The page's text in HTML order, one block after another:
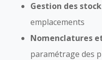
Gestion des
emplacements
Nomenclatures
paramétrage des